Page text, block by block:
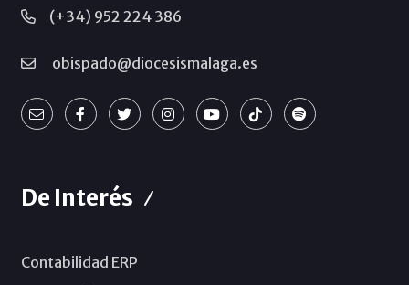
(+34) 952 224 386
obispado@diocesismalaga.es
De Interés
Contabilidad ERP